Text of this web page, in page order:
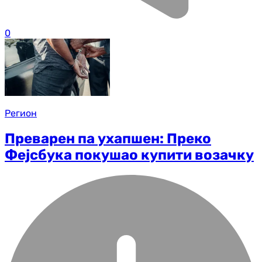
0
Регион
Преварен па ухапшен: Преко
Фејсбука покушао купити возачку